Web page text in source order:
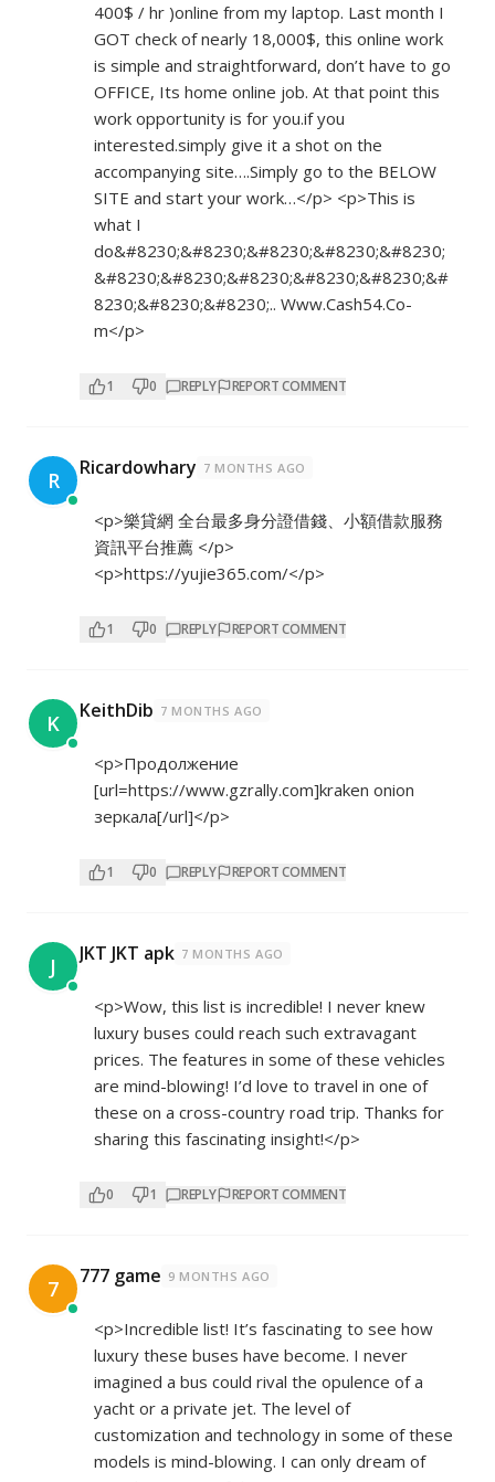
400$ / hr )online from my laptop. Last month I
GOT check of nearly 18,000$, this online work
is simple and straightforward, don’t have to go
OFFICE, Its home online job. At that point this
work opportunity is for you.if you
interested.simply give it a shot on the
accompanying site….Simply go to the BELOW
SITE and start your work…</p> <p>This is
what I
do&#8230;&#8230;&#8230;&#8230;&#8230;
&#8230;&#8230;&#8230;&#8230;&#8230;&#
8230;&#8230;&#8230;.. W­­w­w­.­­­C­­a­­s­­h­­­5­­­4­.­­C­­­­o­­­
m</p>
1 0 REPLY REPORT COMMENT
R Ricardowhary 7 MONTHS AGO
<p>樂貸網 全台最多身分證借錢、小額借款服務
資訊平台推薦 </p>
<p>https://yujie365.com/</p>
1 0 REPLY REPORT COMMENT
K KeithDib 7 MONTHS AGO
<p>Продолжение
[url=https://www.gzrally.com]kraken onion
зеркала[/url]</p>
1 0 REPLY REPORT COMMENT
J JKT JKT apk 7 MONTHS AGO
<p>Wow, this list is incredible! I never knew
luxury buses could reach such extravagant
prices. The features in some of these vehicles
are mind-blowing! I’d love to travel in one of
these on a cross-country road trip. Thanks for
sharing this fascinating insight!</p>
0 1 REPLY REPORT COMMENT
7 777 game 9 MONTHS AGO
<p>Incredible list! It’s fascinating to see how
luxury these buses have become. I never
imagined a bus could rival the opulence of a
yacht or a private jet. The level of
customization and technology in some of these
models is mind-blowing. I can only dream of